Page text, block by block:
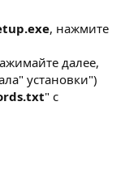
, нажмите
далее,
установки")
" с